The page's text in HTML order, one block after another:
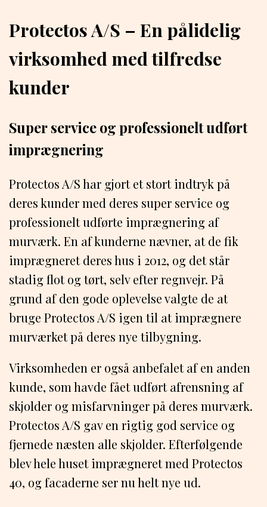
Protectos A/S – En pålidelig
virksomhed med tilfredse
kunder
Super service og professionelt udført
imprægnering
Protectos A/S har gjort et stort indtryk på
deres kunder med deres super service og
professionelt udførte imprægnering af
murværk. En af kunderne nævner, at de fik
imprægneret deres hus i 2012, og det står
stadig flot og tørt, selv efter regnvejr. På
grund af den gode oplevelse valgte de at
bruge Protectos A/S igen til at imprægnere
murværket på deres nye tilbygning.
Virksomheden er også anbefalet af en anden
kunde, som havde fået udført afrensning af
skjolder og misfarvninger på deres murværk.
Protectos A/S gav en rigtig god service og
fjernede næsten alle skjolder. Efterfølgende
blev hele huset imprægneret med Protectos
40, og facaderne ser nu helt nye ud.